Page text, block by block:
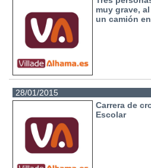
muy grave,
un camión
28/01/2015
Carrera de
Escolar